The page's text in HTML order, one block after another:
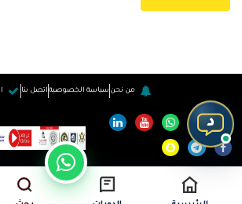
من نحن سياسة الخصوصية اتصل بنا
د